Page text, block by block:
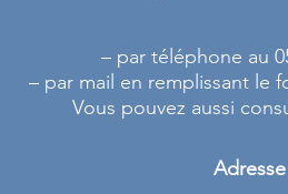
– par téléphone au
– par mail en remplissant le
Vous pouvez aussi
Adresse